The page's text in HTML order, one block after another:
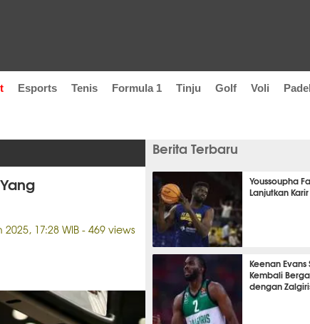
Esports Tenis Formula 1 Tinju Golf Voli Padel
2025, 17:28 WIB- 469 views
Berita Terbaru
Youssoupha
Lanjutkan
57 menit 31 detik lalu
Keenan
Kembali
dengan